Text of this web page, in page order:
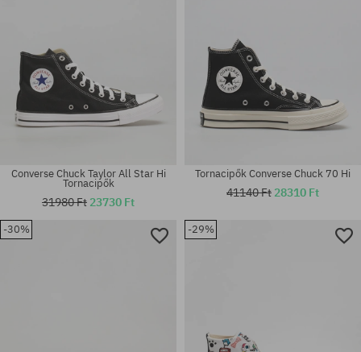
Elérhető méretek:
36; 36.5; 37; 37.5; 38; 39; 41;
Elérhető méretek:
36; 37; 39; 40; 41; 42; 44; 44.5;
Converse Chuck Taylor All Star Hi
Tornacipők
31980 Ft 23730 Ft
Tornacipők Converse Chuck 70 Hi
41140 Ft 28310 Ft
-30% -29%